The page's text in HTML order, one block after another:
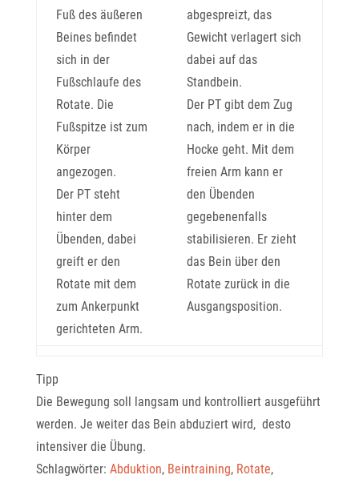
Fuß des äußeren
Beines befindet
sich in der
Fußschlaufe des
Rotate. Die
Fußspitze ist zum
Körper
angezogen.
Der PT steht
hinter dem
Übenden, dabei
greift er den
Rotate mit dem
zum Ankerpunkt
gerichteten Arm.
abgespreizt, das
Gewicht verlagert sich
dabei auf das
Standbein.
Der PT gibt dem Zug
nach, indem er in die
Hocke geht. Mit dem
freien Arm kann er
den Übenden
gegebenenfalls
stabilisieren. Er zieht
das Bein über den
Rotate zurück in die
Ausgangsposition.
Tipp
Die Bewegung soll langsam und kontrolliert ausgeführt
werden. Je weiter das Bein abduziert wird, desto
intensiver die Übung.
Schlagwörter: Abduktion, Beintraining, Rotate,